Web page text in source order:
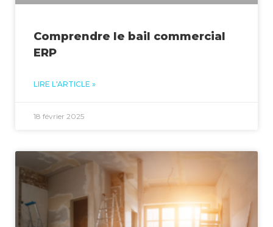
Comprendre le bail commercial
ERP
LIRE L'ARTICLE »
18 février 2025